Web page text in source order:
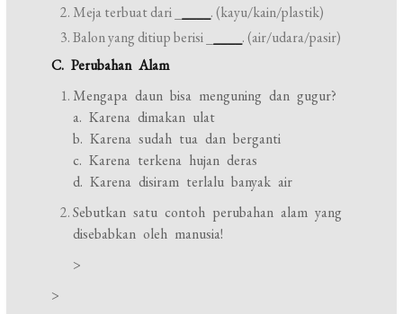
Meja terbuat dari _
. (kayu/kain/plastik)
Balon yang ditiup berisi _
. (air/udara/pasir)
C. Perubahan Alam
Mengapa daun bisa menguning dan gugur?
a. Karena dimakan ulat
b. Karena sudah tua dan berganti
c. Karena terkena hujan deras
d. Karena disiram terlalu banyak air
Sebutkan satu contoh perubahan alam yang
disebabkan oleh manusia!
>
>